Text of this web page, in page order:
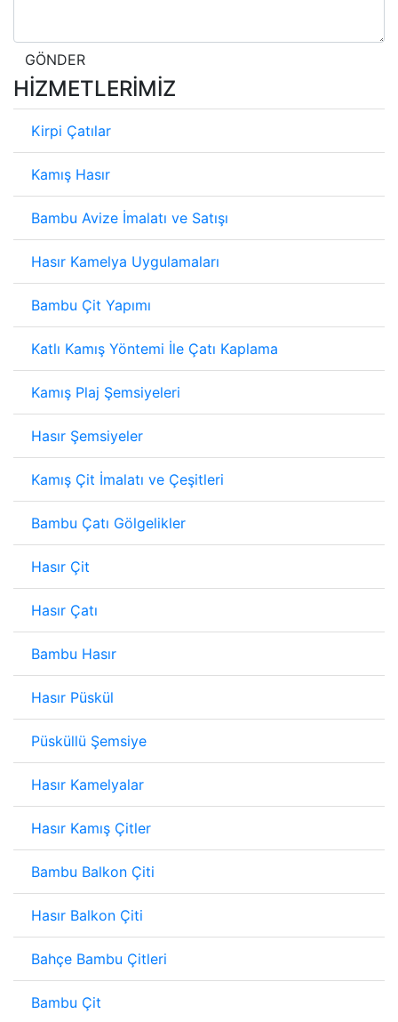
GÖNDER
HİZMETLERİMİZ
Kirpi Çatılar
Kamış Hasır
Bambu Avize İmalatı ve Satışı
Hasır Kamelya Uygulamaları
Bambu Çit Yapımı
Katlı Kamış Yöntemi İle Çatı Kaplama
Kamış Plaj Şemsiyeleri
Hasır Şemsiyeler
Kamış Çit İmalatı ve Çeşitleri
Bambu Çatı Gölgelikler
Hasır Çit
Hasır Çatı
Bambu Hasır
Hasır Püskül
Püsküllü Şemsiye
Hasır Kamelyalar
Hasır Kamış Çitler
Bambu Balkon Çiti
Hasır Balkon Çiti
Bahçe Bambu Çitleri
Bambu Çit